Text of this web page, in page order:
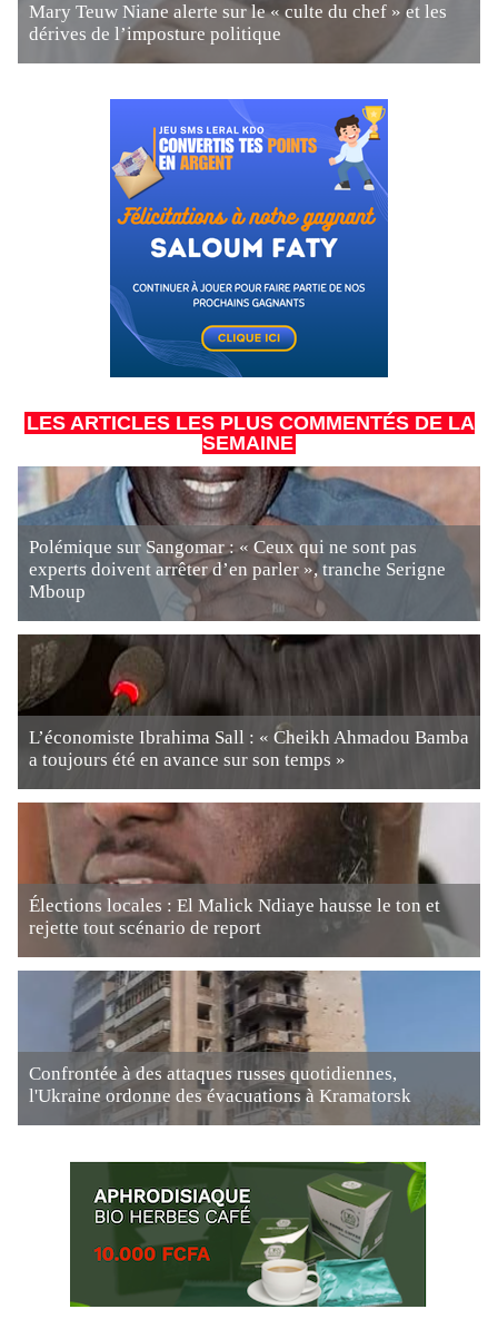
Mary Teuw Niane alerte sur le « culte du chef » et les
dérives de l’imposture politique
LES ARTICLES LES PLUS COMMENTÉS DE LA
SEMAINE
Polémique sur Sangomar : « Ceux qui ne sont pas
experts doivent arrêter d’en parler », tranche Serigne
Mboup
L’économiste Ibrahima Sall : « Cheikh Ahmadou Bamba
a toujours été en avance sur son temps »
Élections locales : El Malick Ndiaye hausse le ton et
rejette tout scénario de report
Confrontée à des attaques russes quotidiennes,
l'Ukraine ordonne des évacuations à Kramatorsk